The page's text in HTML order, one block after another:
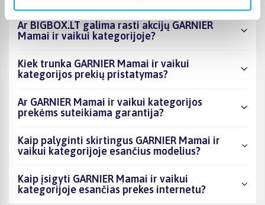
Ar BIGBOX.LT galima rasti akcijų GARNIER
Mamai ir vaikui kategorijoje?
Kiek trunka GARNIER Mamai ir vaikui
kategorijos prekių pristatymas?
Ar GARNIER Mamai ir vaikui kategorijos
prekėms suteikiama garantija?
Kaip palyginti skirtingus GARNIER Mamai ir
vaikui kategorijoje esančius modelius?
Kaip įsigyti GARNIER Mamai ir vaikui
kategorijoje esančias prekes internetu?